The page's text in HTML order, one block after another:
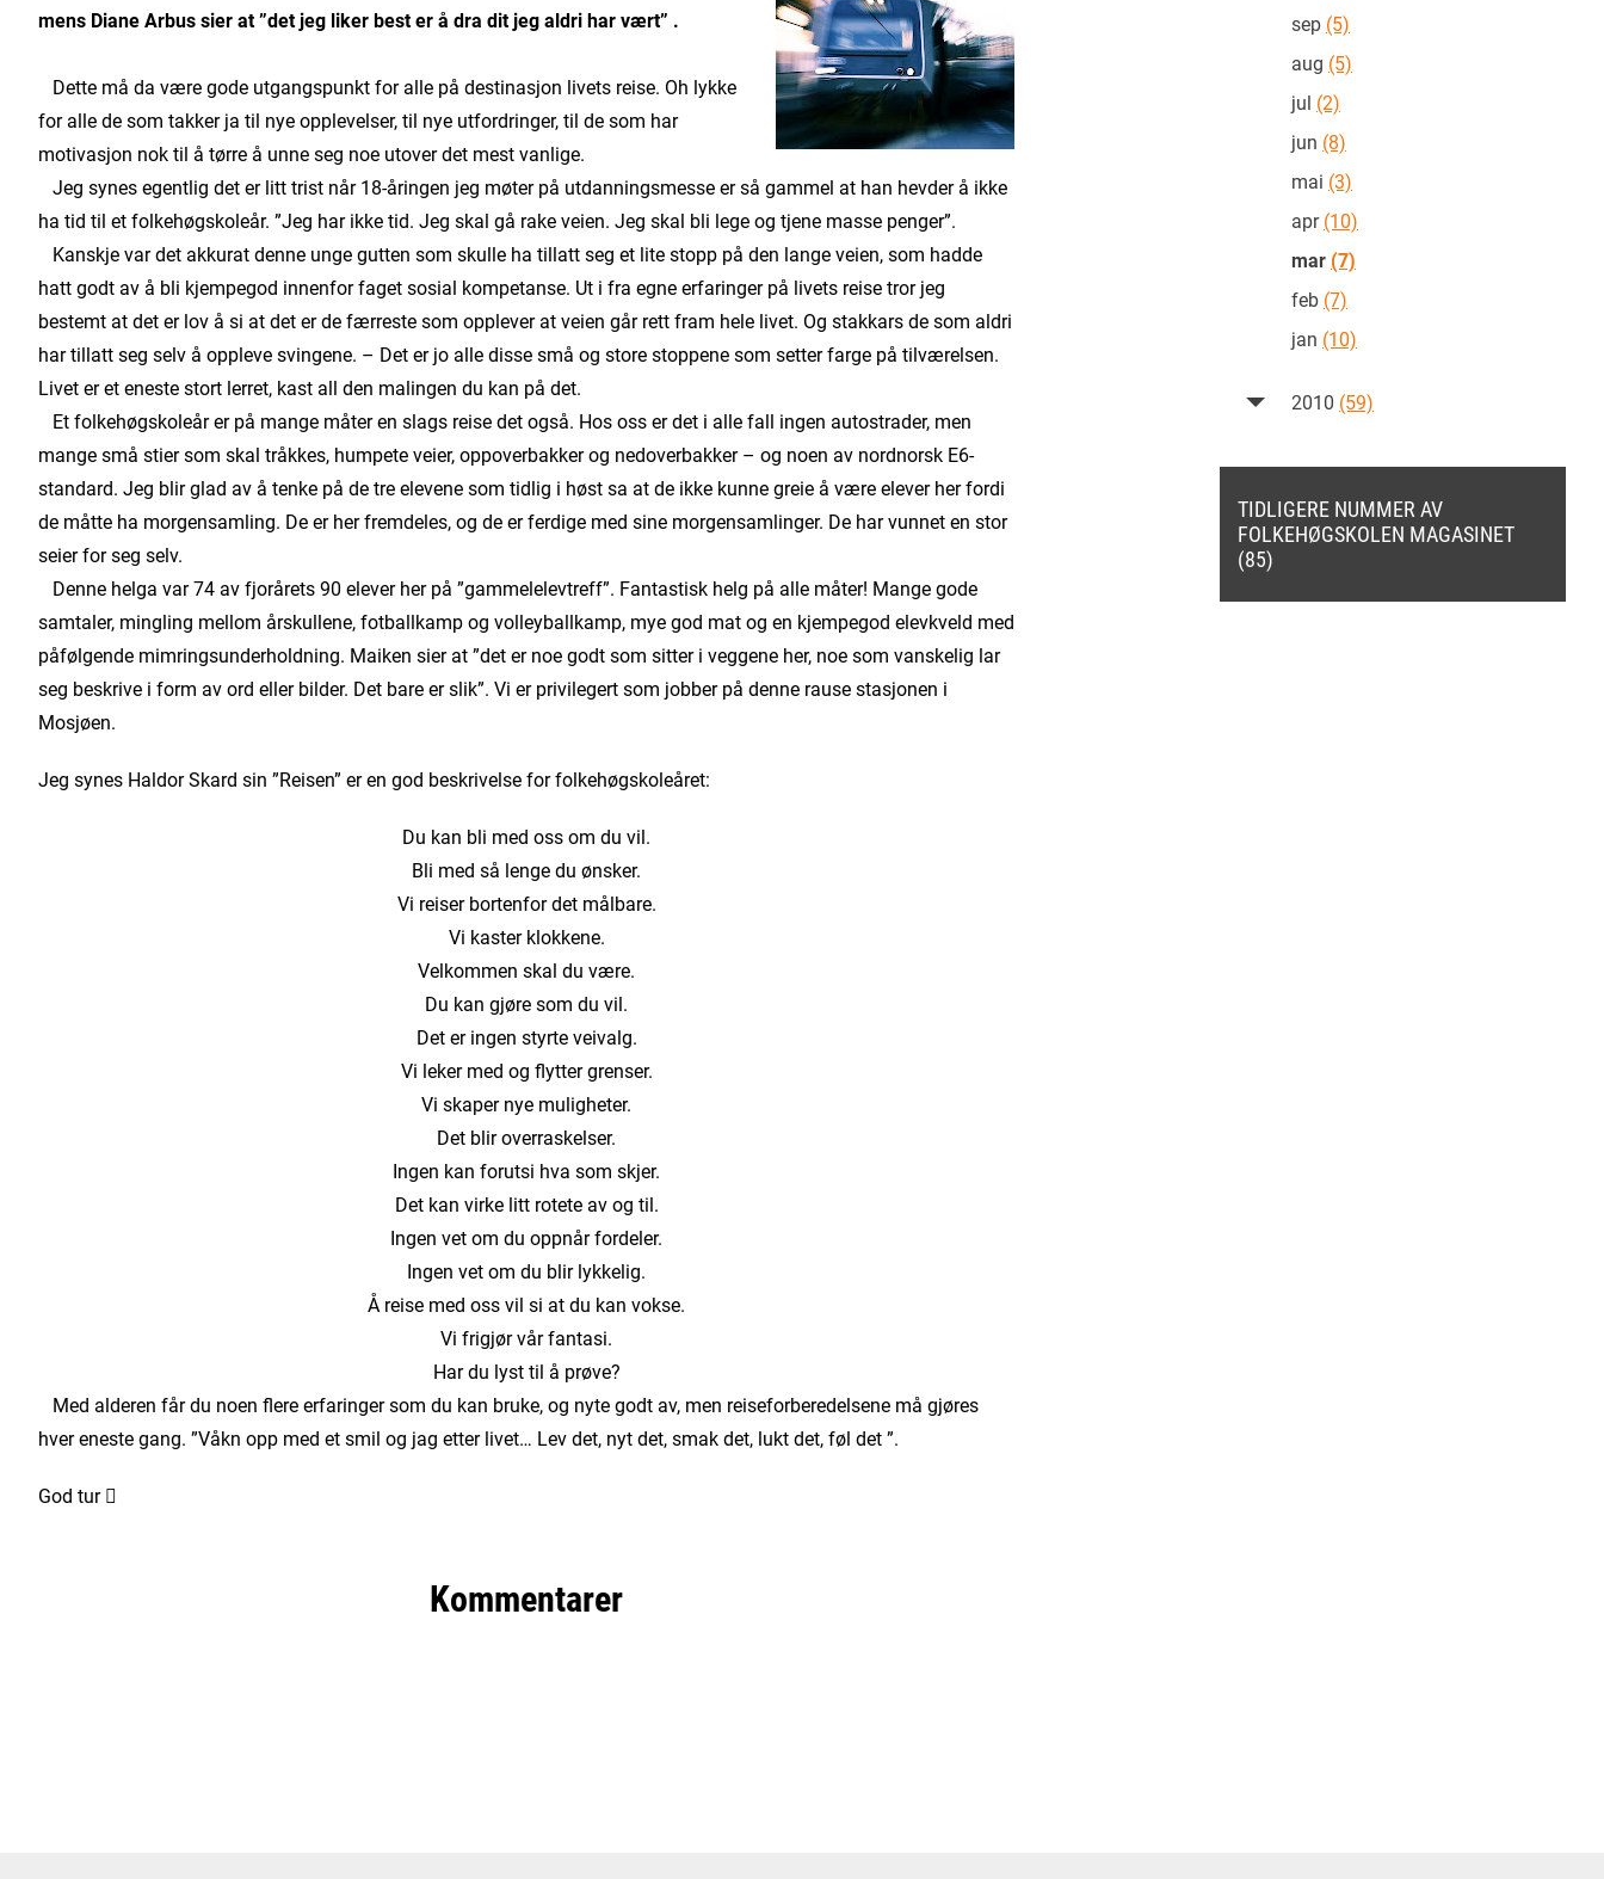
mens Diane Arbus sier at ”det jeg liker best er å dra dit jeg aldri har vært” .
Dette må da være gode utgangspunkt for alle på destinasjon livets reise. Oh lykke
for alle de som takker ja til nye opplevelser, til nye utfordringer, til de som har
motivasjon nok til å tørre å unne seg noe utover det mest vanlige.
Jeg synes egentlig det er litt trist når 18-åringen jeg møter på utdanningsmesse er så gammel at han hevder å ikke
ha tid til et folkehøgskoleår. ”Jeg har ikke tid. Jeg skal gå rake veien. Jeg skal bli lege og tjene masse penger”.
Kanskje var det akkurat denne unge gutten som skulle ha tillatt seg et lite stopp på den lange veien, som hadde
hatt godt av å bli kjempegod innenfor faget sosial kompetanse. Ut i fra egne erfaringer på livets reise tror jeg
bestemt at det er lov å si at det er de færreste som opplever at veien går rett fram hele livet. Og stakkars de som aldri
har tillatt seg selv å oppleve svingene. – Det er jo alle disse små og store stoppene som setter farge på tilværelsen.
Livet er et eneste stort lerret, kast all den malingen du kan på det.
Et folkehøgskoleår er på mange måter en slags reise det også. Hos oss er det i alle fall ingen autostrader, men
mange små stier som skal tråkkes, humpete veier, oppoverbakker og nedoverbakker – og noen av nordnorsk E6-
standard. Jeg blir glad av å tenke på de tre elevene som tidlig i høst sa at de ikke kunne greie å være elever her fordi
de måtte ha morgensamling. De er her fremdeles, og de er ferdige med sine morgensamlinger. De har vunnet en stor
seier for seg selv.
Denne helga var 74 av fjorårets 90 elever her på ”gammelelevtreff”. Fantastisk helg på alle måter! Mange gode
samtaler, mingling mellom årskullene, fotballkamp og volleyballkamp, mye god mat og en kjempegod elevkveld med
påfølgende mimringsunderholdning. Maiken sier at ”det er noe godt som sitter i veggene her, noe som vanskelig lar
seg beskrive i form av ord eller bilder. Det bare er slik”. Vi er privilegert som jobber på denne rause stasjonen i
Mosjøen.
Jeg synes Haldor Skard sin ”Reisen” er en god beskrivelse for folkehøgskoleåret:
Du kan bli med oss om du vil.
Bli med så lenge du ønsker.
Vi reiser bortenfor det målbare.
Vi kaster klokkene.
Velkommen skal du være.
Du kan gjøre som du vil.
Det er ingen styrte veivalg.
Vi leker med og flytter grenser.
Vi skaper nye muligheter.
Det blir overraskelser.
Ingen kan forutsi hva som skjer.
Det kan virke litt rotete av og til.
Ingen vet om du oppnår fordeler.
Ingen vet om du blir lykkelig.
Å reise med oss vil si at du kan vokse.
Vi frigjør vår fantasi.
Har du lyst til å prøve?
Med alderen får du noen flere erfaringer som du kan bruke, og nyte godt av, men reiseforberedelsene må gjøres
hver eneste gang. ”Våkn opp med et smil og jag etter livet… Lev det, nyt det, smak det, lukt det, føl det ”.
God tur 
Kommentarer
sep (5)
aug (5)
jul (2)
jun (8)
mai (3)
apr(10)
mar (7)
feb (7)
jan (10)
2010 (59)
TIDLIGERE NUMMER AV
FOLKEHØGSKOLEN MAGASINET
(85)